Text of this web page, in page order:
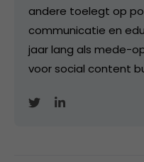
andere toelegt op
communicatie en
jaar lang als mede-
voor social content